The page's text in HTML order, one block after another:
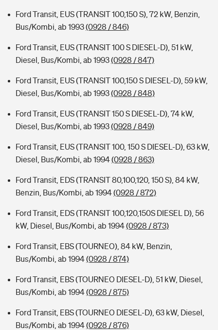
Ford Transit, EUS (TRANSIT 100,150 S), 72 kW, Benzin,
Bus/Kombi, ab 1993(0928 / 846)
Ford Transit, EUS (TRANSIT 100 S DIESEL-D), 51 kW,
Diesel, Bus/Kombi, ab 1993(0928 / 847)
Ford Transit, EUS (TRANSIT 100,150 S DIESEL-D), 59 kW,
Diesel, Bus/Kombi, ab 1993(0928 / 848)
Ford Transit, EUS (TRANSIT 150 S DIESEL-D), 74 kW,
Diesel, Bus/Kombi, ab 1993(0928 / 849)
Ford Transit, EUS (TRANSIT 100, 150 S DIESEL-D), 63 kW,
Diesel, Bus/Kombi, ab 1994(0928 / 863)
Ford Transit, EDS (TRANSIT 80,100,120, 150 S), 84 kW,
Benzin, Bus/Kombi, ab 1994(0928 / 872)
Ford Transit, EDS (TRANSIT 100,120,150S DIESEL D), 56
kW, Diesel, Bus/Kombi, ab 1994(0928 / 873)
Ford Transit, EBS (TOURNEO), 84 kW, Benzin,
Bus/Kombi, ab 1994(0928 / 874)
Ford Transit, EBS (TOURNEO DIESEL-D), 51 kW, Diesel,
Bus/Kombi, ab 1994(0928 / 875)
Ford Transit, EBS (TOURNEO DIESEL-D), 63 kW, Diesel,
Bus/Kombi, ab 1994(0928 / 876)